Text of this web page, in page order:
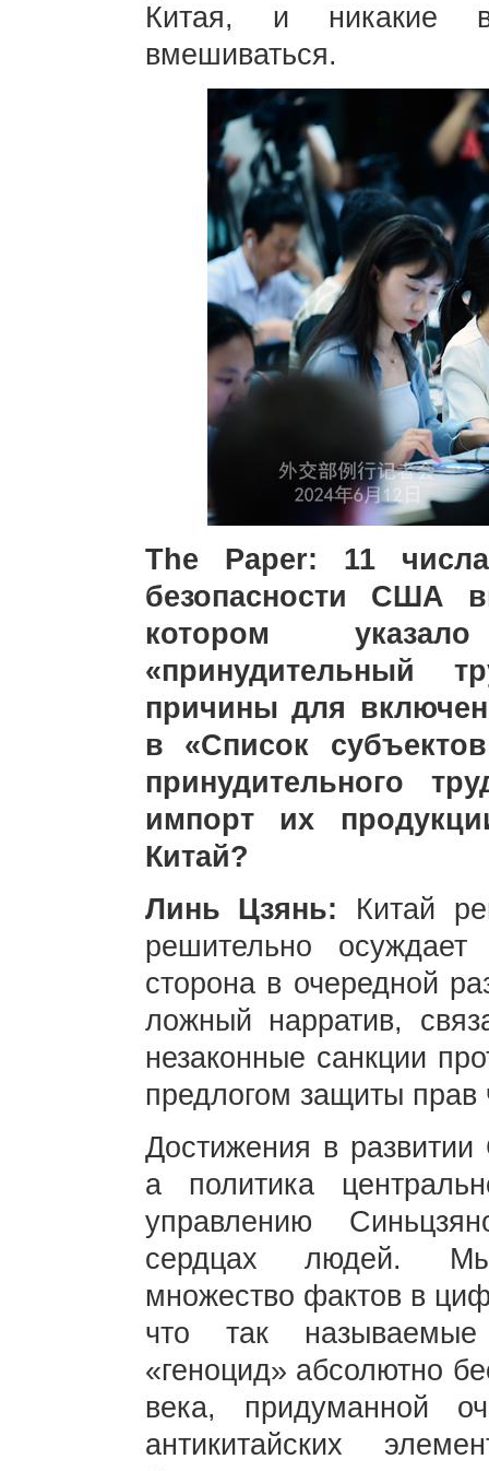
Китая, и никакие
вмешиваться.
The Paper: 11
безопасности США
котором
«принудительный
причины для
в «Список
принудительного
импорт их
Китай?
Линь Цзянь: Китай
решительно
сторона в очередной
ложный нарратив,
незаконные санкции
предлогом защиты прав
Достижения в
а политика
управлению
сердцах людей. Мы
множество фактов в
что так
«геноцид» абсолютно
века, придуманной
антикитайских